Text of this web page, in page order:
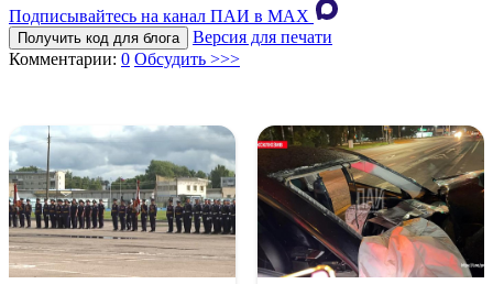
Подписывайтесь на канал ПАИ в MAХ
Получить код для блога
Версия для печати
Комментарии: 0 Обсудить >>>